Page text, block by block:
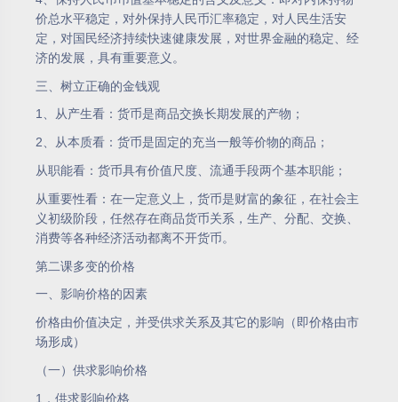
价总水平稳定，对外保持人民币汇率稳定，对人民生活安
定，对国民经济持续快速健康发展，对世界金融的稳定、经
济的发展，具有重要意义。
三、树立正确的金钱观
1、从产生看：货币是商品交换长期发展的产物；
2、从本质看：货币是固定的充当一般等价物的商品；
从职能看：货币具有价值尺度、流通手段两个基本职能；
从重要性看：在一定意义上，货币是财富的象征，在社会主
义初级阶段，任然存在商品货币关系，生产、分配、交换、
消费等各种经济活动都离不开货币。
第二课多变的价格
一、影响价格的因素
价格由价值决定，并受供求关系及其它的影响（即价格由市
场形成）
（一）供求影响价格
1．供求影响价格